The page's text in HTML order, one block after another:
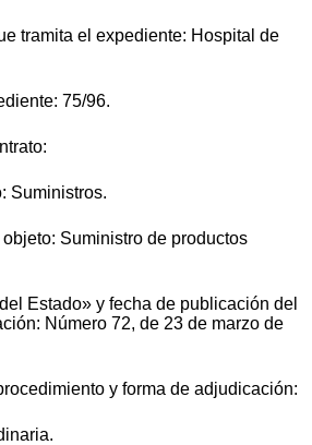
tramita el expediente: Hospital de
75/96.
Suministros.
Suministro de productos
Estado» y fecha de publicación del
Número 72, de 23 de marzo de
y forma de adjudicación: